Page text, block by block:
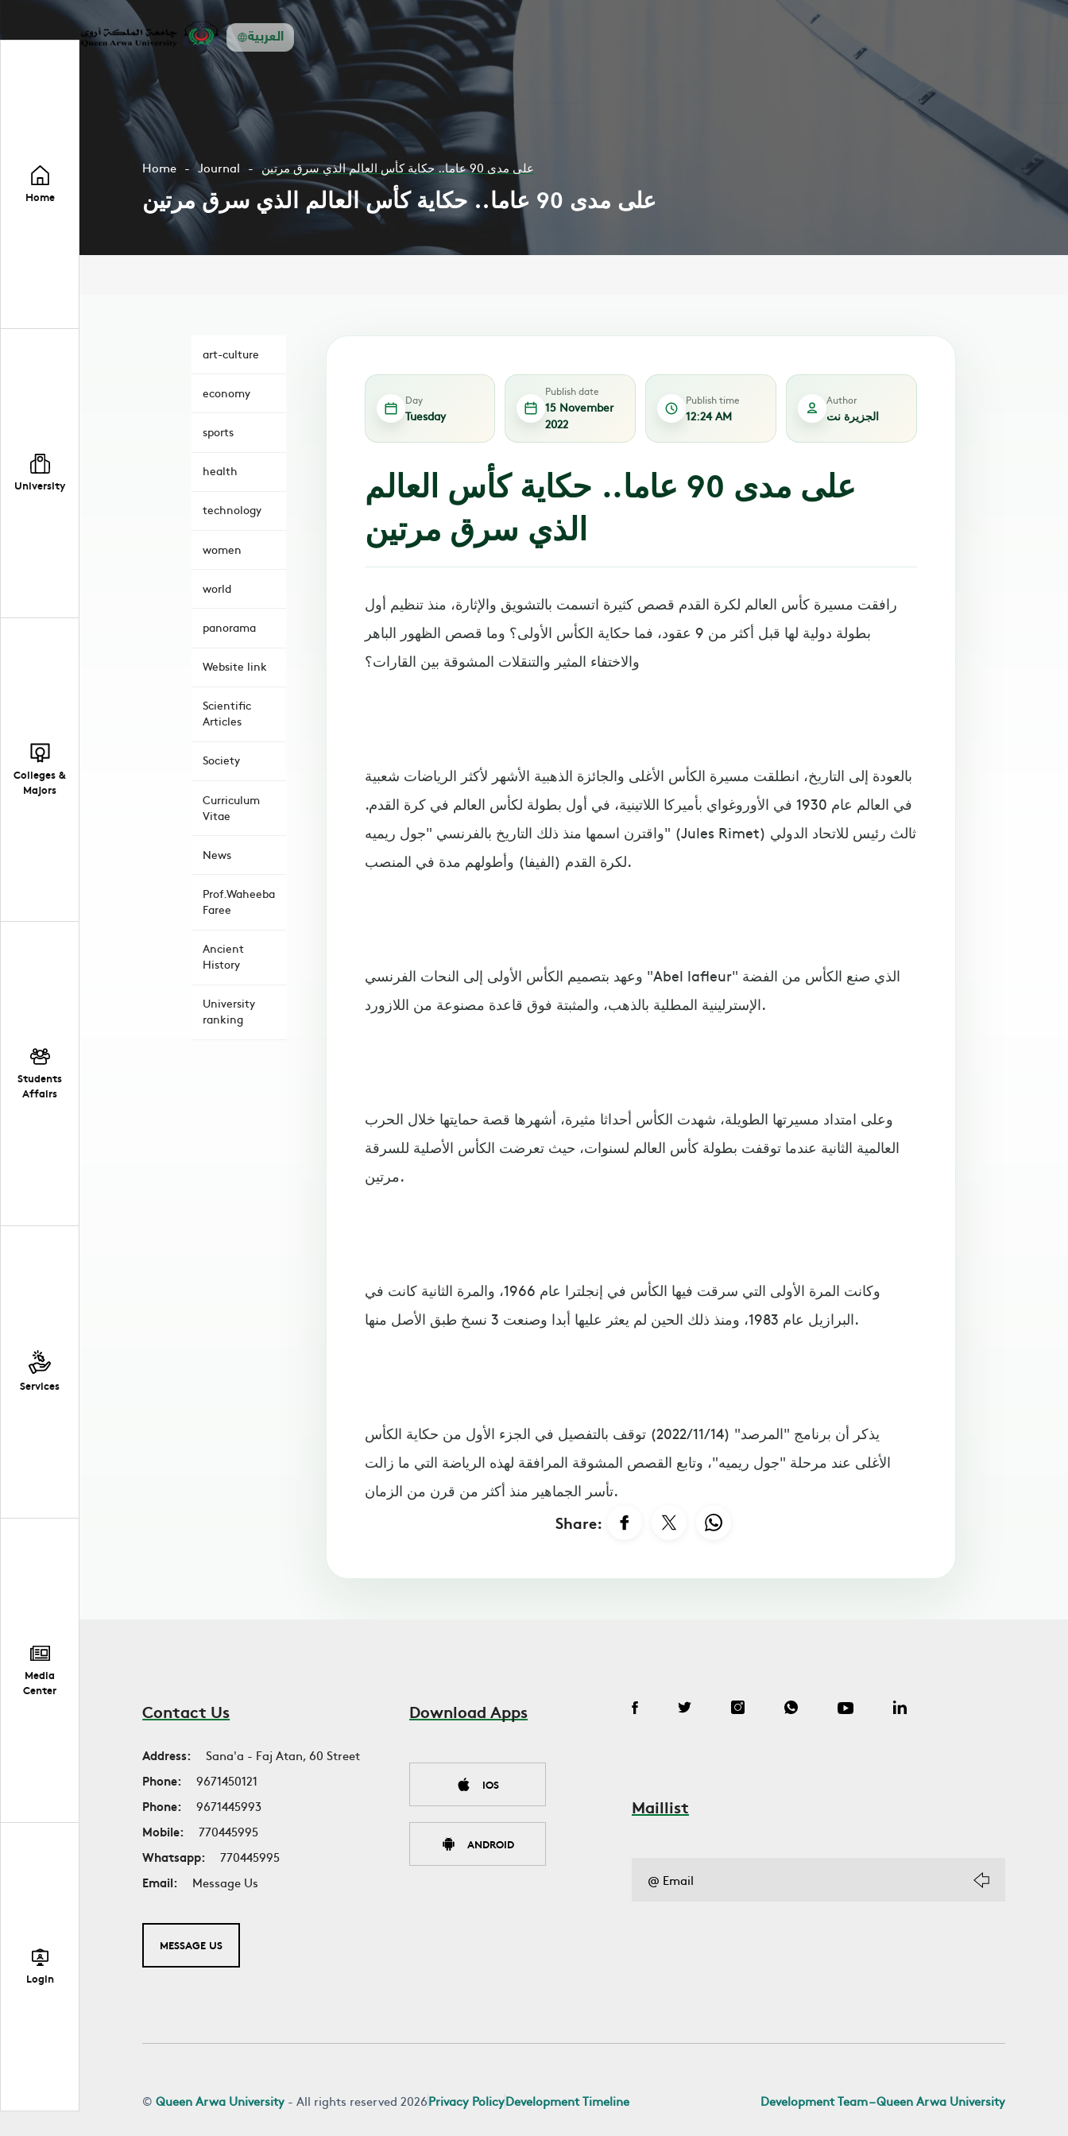
العربية
Home
University
Colleges &
Majors
Students
Affairs
Services
Media
Center
Login
Home Journal على مدى 90 عاما.. حكاية كأس العالم الذي سرق مرتين
على مدى 90 عاما.. حكاية كأس العالم الذي سرق مرتين
art-culture
economy
sports
health
technology
women
world
panorama
Website link
Scientific
Articles
Society
Curriculum
Vitae
News
Prof.Waheeba
Faree
Ancient
History
University
ranking
Day
Tuesday
Publish date
15 November
2022
Publish time
12:24 AM
Author
الجزيرة نت
على مدى 90 عاما.. حكاية كأس العالم
الذي سرق مرتين
رافقت مسيرة كأس العالم لكرة القدم قصص كثيرة اتسمت بالتشويق والإثارة، منذ تنظيم أول
بطولة دولية لها قبل أكثر من 9 عقود، فما حكاية الكأس الأولى؟ وما قصص الظهور الباهر
والاختفاء المثير والتنقلات المشوقة بين القارات؟
بالعودة إلى التاريخ، انطلقت مسيرة الكأس الأغلى والجائزة الذهبية الأشهر لأكثر الرياضات شعبية
في العالم عام 1930 في الأوروغواي بأميركا اللاتينية، في أول بطولة لكأس العالم في كرة القدم.
واقترن اسمها منذ ذلك التاريخ بالفرنسي "جول ريميه" (Jules Rimet) ثالث رئيس للاتحاد الدولي
لكرة القدم (الفيفا) وأطولهم مدة في المنصب.
وعهد بتصميم الكأس الأولى إلى النحات الفرنسي "Abel lafleur" الذي صنع الكأس من الفضة
الإسترلينية المطلية بالذهب، والمثبتة فوق قاعدة مصنوعة من اللازورد.
وعلى امتداد مسيرتها الطويلة، شهدت الكأس أحداثا مثيرة، أشهرها قصة حمايتها خلال الحرب
العالمية الثانية عندما توقفت بطولة كأس العالم لسنوات، حيث تعرضت الكأس الأصلية للسرقة
مرتين.
وكانت المرة الأولى التي سرقت فيها الكأس في إنجلترا عام 1966، والمرة الثانية كانت في
البرازيل عام 1983، ومنذ ذلك الحين لم يعثر عليها أبدا وصنعت 3 نسخ طبق الأصل منها.
يذكر أن برنامج "المرصد" (2022/11/14) توقف بالتفصيل في الجزء الأول من حكاية الكأس
الأغلى عند مرحلة "جول ريميه"، وتابع القصص المشوقة المرافقة لهذه الرياضة التي ما زالت
تأسر الجماهير منذ أكثر من قرن من الزمان.
Share:
Contact Us
Address:
Sana'a - Faj Atan, 60 Street
Phone:
9671450121
Phone:
9671445993
Mobile:
770445995
Whatsapp:
770445995
Email:
Message Us
MESSAGE US
Download Apps
IOS
ANDROID
Maillist
©Queen Arwa University - All rights reserved 2026Privacy PolicyDevelopment Timeline Development Team – Queen Arwa University